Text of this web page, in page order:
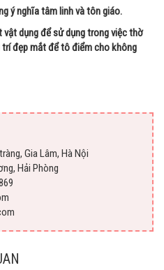
ý nghĩa tâm linh và tôn giáo.
dụng để sử dụng trong việc thờ
đẹp mắt để tô điểm cho không
Gia Lâm, Hà Nội
Hải Phòng